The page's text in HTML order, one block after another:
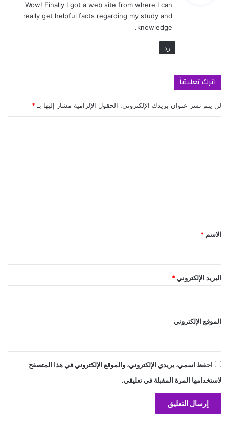
ل
Wow! Finally I got a web site from where I can
really get helpful facts regarding my study and
knowledge.
رد
اترك تعليقاً
لن يتم نشر عنوان بريدك الإلكتروني. الحقول الإلزامية مشار إليها بـ *
*
الاسم *
البريد الإلكتروني *
الموقع الإلكتروني
احفظ اسمي، بريدي الإلكتروني، والموقع الإلكتروني في هذا المتصفح
لاستخدامها المرة المقبلة في تعليقي.